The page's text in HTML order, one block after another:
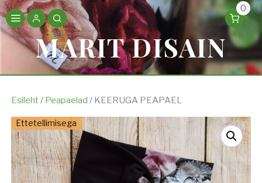
0
MARIT DISAIN
Esileht/ Peapaelad / KEERUGA PEAPAEL
Ettetellimisega